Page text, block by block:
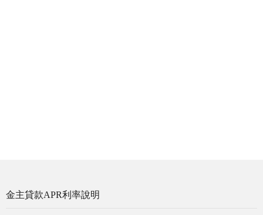
金主貸款APR利率說明